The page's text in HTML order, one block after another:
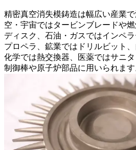
精密真空消失模鋳造は幅広い産業
空・宇宙ではタービンブレードや
ディスク、石油・ガスではインペ
プロペラ、鉱業ではドリルビット
化学では熱交換器、医薬ではサニ
制御棒や原子炉部品に用いられます